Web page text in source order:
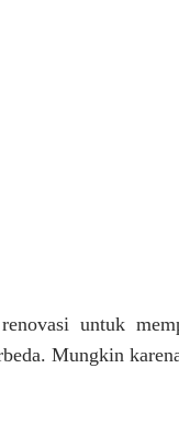
untuk
Mungkin